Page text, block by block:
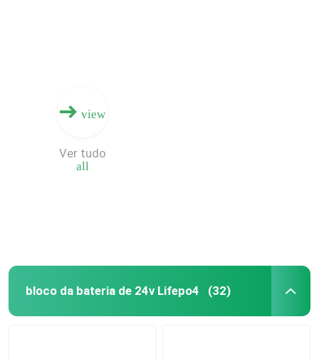
view
all
Ver tudo
bloco da bateria de 24v Lifepo4 (32)